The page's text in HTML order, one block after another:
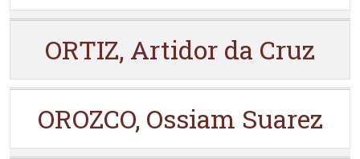
ORTIZ, Artidor da Cruz
OROZCO, Ossiam Suarez